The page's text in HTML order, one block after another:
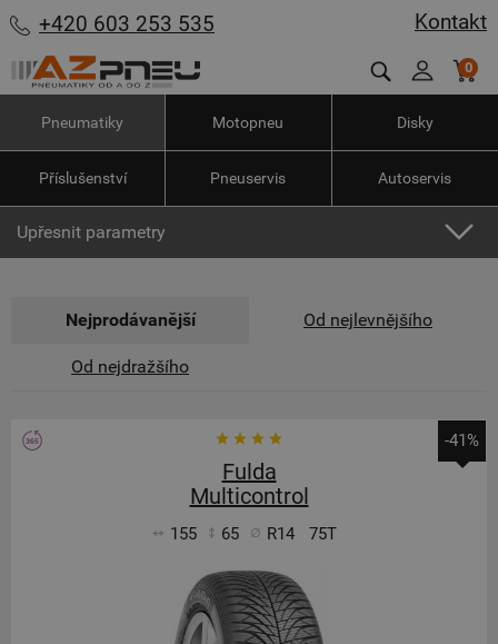
Kontakt
+420 603 253 535
0
Pneumatiky Motopneu Disky
Příslušenství Pneuservis Autoservis
Upřesnit parametry
Nejprodávanější Od nejlevnějšího
Od nejdražšího
-41%
Fulda
Multicontrol
155 65 R14 75T